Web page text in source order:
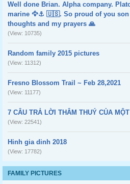
Well done Brian. Alpha company.
marine 🦅⚓️ 🇺🇸. So proud of you
thoughts and my prayers 🙏
(View: 10735)
Random family 2015 pictures
(View: 11312)
Fresno Blossom Trail ~ Feb 28,2021
(View: 11177)
7 CÂU TRẢ LỜI THÂM THUÝ CỦA
(View: 22541)
Hinh gia dinh 2018
(View: 17782)
FAMILY PICTURES